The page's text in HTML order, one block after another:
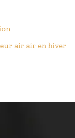
air air en hiver